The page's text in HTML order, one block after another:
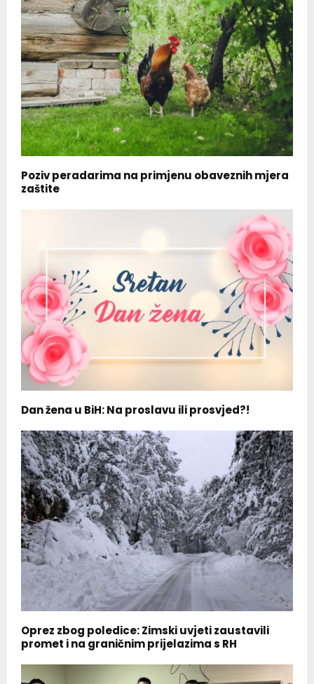
Poziv peradarima na primjenu obaveznih mjera
zaštite
Dan žena u BiH: Na proslavu ili prosvjed?!
Oprez zbog poledice: Zimski uvjeti zaustavili
promet i na graničnim prijelazima s RH